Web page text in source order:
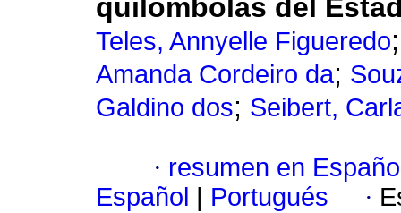
quilombolas del
Teles, Annyelle Figueredo
Amanda Cordeiro da;
Galdino dos; Seibert,
· resumen en
Español
Portugués ·